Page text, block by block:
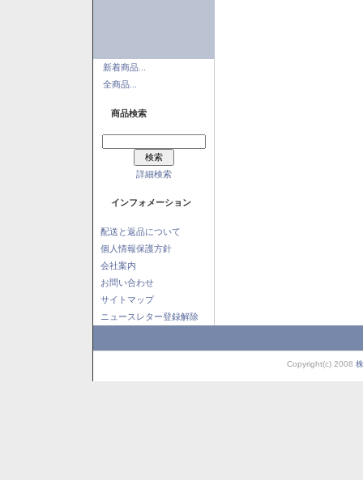
新着商品...
全商品...
商品検索
詳細検索
インフォメーション
配送と返品について
個人情報保護方針
会社案内
お問い合わせ
サイトマップ
ニュースレター登録解除
Copyright(c) 2008